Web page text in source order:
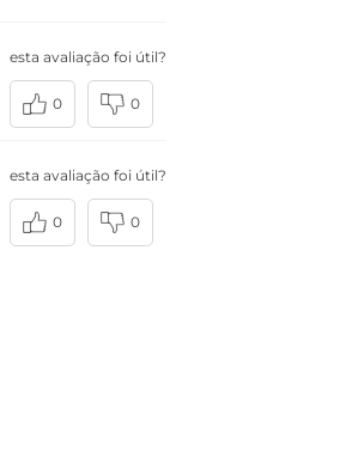
esta avaliação foi útil?
0 0
esta avaliação foi útil?
0 0